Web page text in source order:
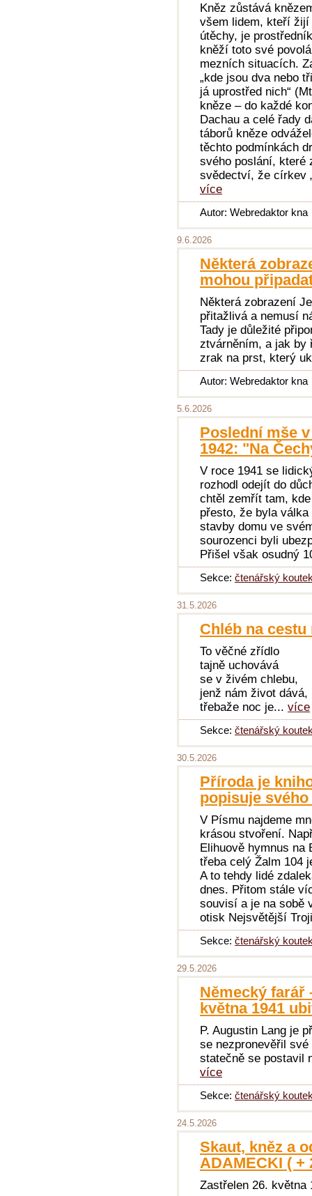
Kněz zůstává
všem lidem, kteří žijí
útěchy, je
kněží toto své
mezních situacích.
„kde jsou dva nebo
já uprostřed nich“
kněze – do každé
Dachau a celé řady
táborů kněze
těchto podmínkách
svého poslání, které
svědectví, že církev
více
Autor: Webredaktor kna
9.6.2026
Některá
mohou
Některá zobrazení
přitažlivá a nemusí
Tady je důležité
ztvárněním, a jak
zrak na prst, který
Autor: Webredaktor kna
5.6.2026
Poslední mše
1942: "Na
V roce 1941 se
rozhodl odejít do
chtěl zemřít tam,
přesto, že byla
stavby domu ve
sourozenci byli
Přišel však osudný
Sekce: čtenářský
31.5.2026
Chléb na
To věčné zřídlo
tajně uchovává
se v živém chlebu,
jenž nám život dává,
třebaže noc je... více
Sekce: čtenářský
30.5.2026
Příroda je
popisuje
V Písmu najdeme
krásou stvoření.
Elihuově hymnus na
třeba celý Žalm 104
A to tehdy lidé
dnes. Přitom stále
souvisí a je na sobě
otisk Nejsvětější
Sekce: čtenářský
29.5.2026
Německý farář
května 1941
P. Augustin Lang je
se nezpronevěřil
statečně se postavil
více
Sekce: čtenářský
24.5.2026
Skaut, kněz a
ADAMECKI ( +
Zastřelen 26. května